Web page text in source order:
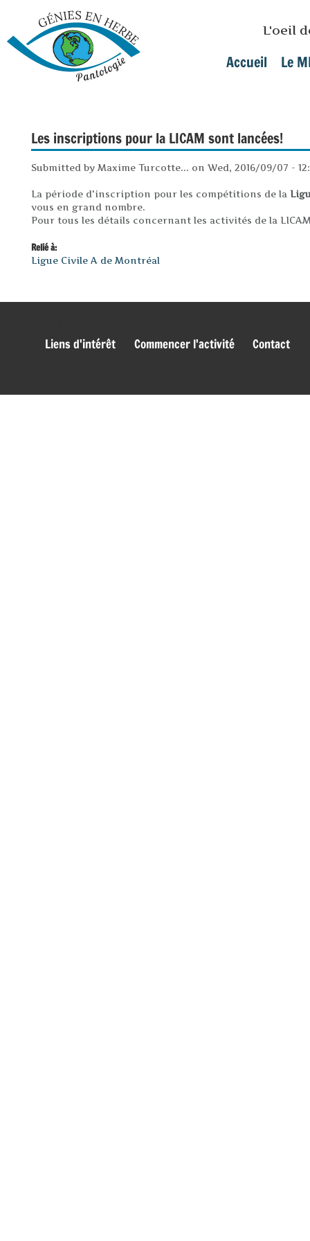
L'oeil
Main menu
Accueil Le
Les inscriptions pour la LICAM sont lancées!
Submitted by Maxime Turcotte... on Wed, 2016/09/07 -
La période d'inscription pour les compétitions de la
vous en grand nombre.
Pour tous les détails concernant les activités de la
Relié à:
Ligue Civile A de Montréal
Liens d'intérêt Commencer l'activité Contact